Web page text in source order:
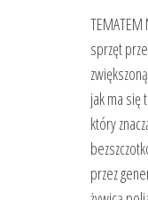
TEMATEM
sprzęt
jak ma się
który
przez